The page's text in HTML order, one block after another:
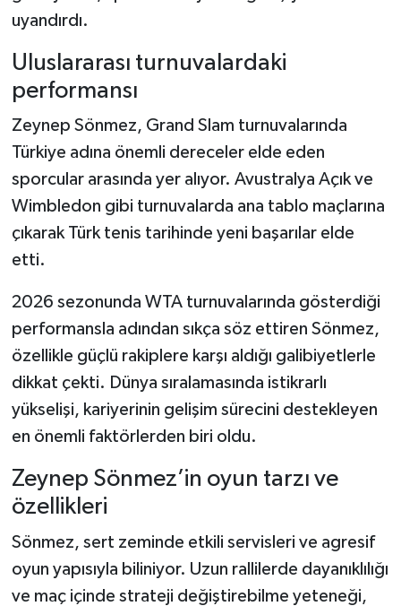
uyandırdı.
Uluslararası turnuvalardaki
performansı
Zeynep Sönmez, Grand Slam turnuvalarında
Türkiye adına önemli dereceler elde eden
sporcular arasında yer alıyor. Avustralya Açık ve
Wimbledon gibi turnuvalarda ana tablo maçlarına
çıkarak Türk tenis tarihinde yeni başarılar elde
etti.
2026 sezonunda WTA turnuvalarında gösterdiği
performansla adından sıkça söz ettiren Sönmez,
özellikle güçlü rakiplere karşı aldığı galibiyetlerle
dikkat çekti. Dünya sıralamasında istikrarlı
yükselişi, kariyerinin gelişim sürecini destekleyen
en önemli faktörlerden biri oldu.
Zeynep Sönmez’in oyun tarzı ve
özellikleri
Sönmez, sert zeminde etkili servisleri ve agresif
oyun yapısıyla biliniyor. Uzun rallilerde dayanıklılığı
ve maç içinde strateji değiştirebilme yeteneği,